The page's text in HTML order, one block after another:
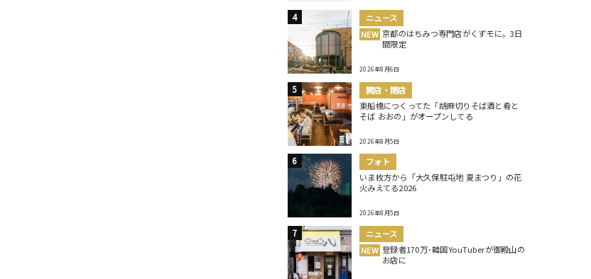
ニュース
NEW 京都のはちみつ専門店がくずモに。3日
間限定
2026年8月6日
開店・閉店
東船橋につくってた「胡麻切りそば酒と肴と
そば おおの」がオープンしてる
2026年8月5日
フォト
いま枚方から「大久保駐屯地 夏まつり」の花
火みえてる2026
2026年8月5日
ニュース
NEW 登録者170万･韓国YouTuberが御殿山の
お店に